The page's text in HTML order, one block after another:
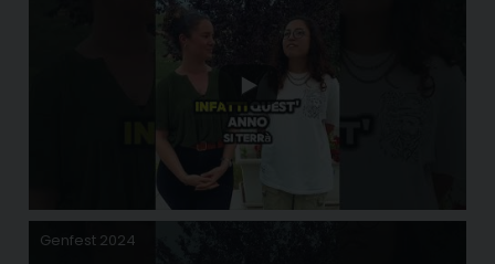
Genfest 2024